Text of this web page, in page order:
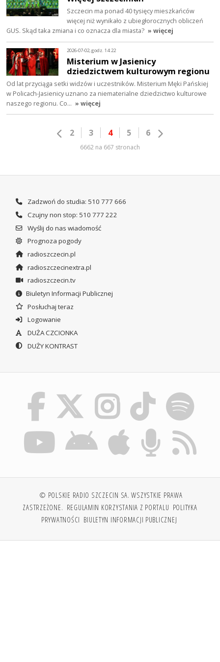
Szczecin ma ponad 40 tysięcy mieszkańców
więcej niż wynikało z ubiegłorocznych obliczeń
GUS. Skąd taka zmiana i co oznacza dla miasta? » więcej
2026-07-02, godz. 14:22
Misterium w Jasienicy
dziedzictwem kulturowym regionu
Od lat przyciąga setki widzów i uczestników. Misterium Męki Pańskiej
w Policach-Jasienicy uznano za niematerialne dziedzictwo kulturowe
naszego regionu. Co… » więcej
2 3 4 5 6
6662 na 667 stronach
Zadzwoń do studia: 510 777 666
Czujny non stop: 510 777 222
Wyślij do nas wiadomość
Prognoza pogody
radioszczecin.pl
radioszczecinextra.pl
radioszczecin.tv
Biuletyn Informacji Publicznej
Posłuchaj teraz
Logowanie
DUŻA CZCIONKA
DUŻY KONTRAST
© POLSKIE RADIO SZCZECIN SA. WSZYSTKIE PRAWA
ZASTRZEŻONE. REGULAMIN KORZYSTANIA Z PORTALU POLITYKA
PRYWATNOŚCI BIULETYN INFORMACJI PUBLICZNEJ